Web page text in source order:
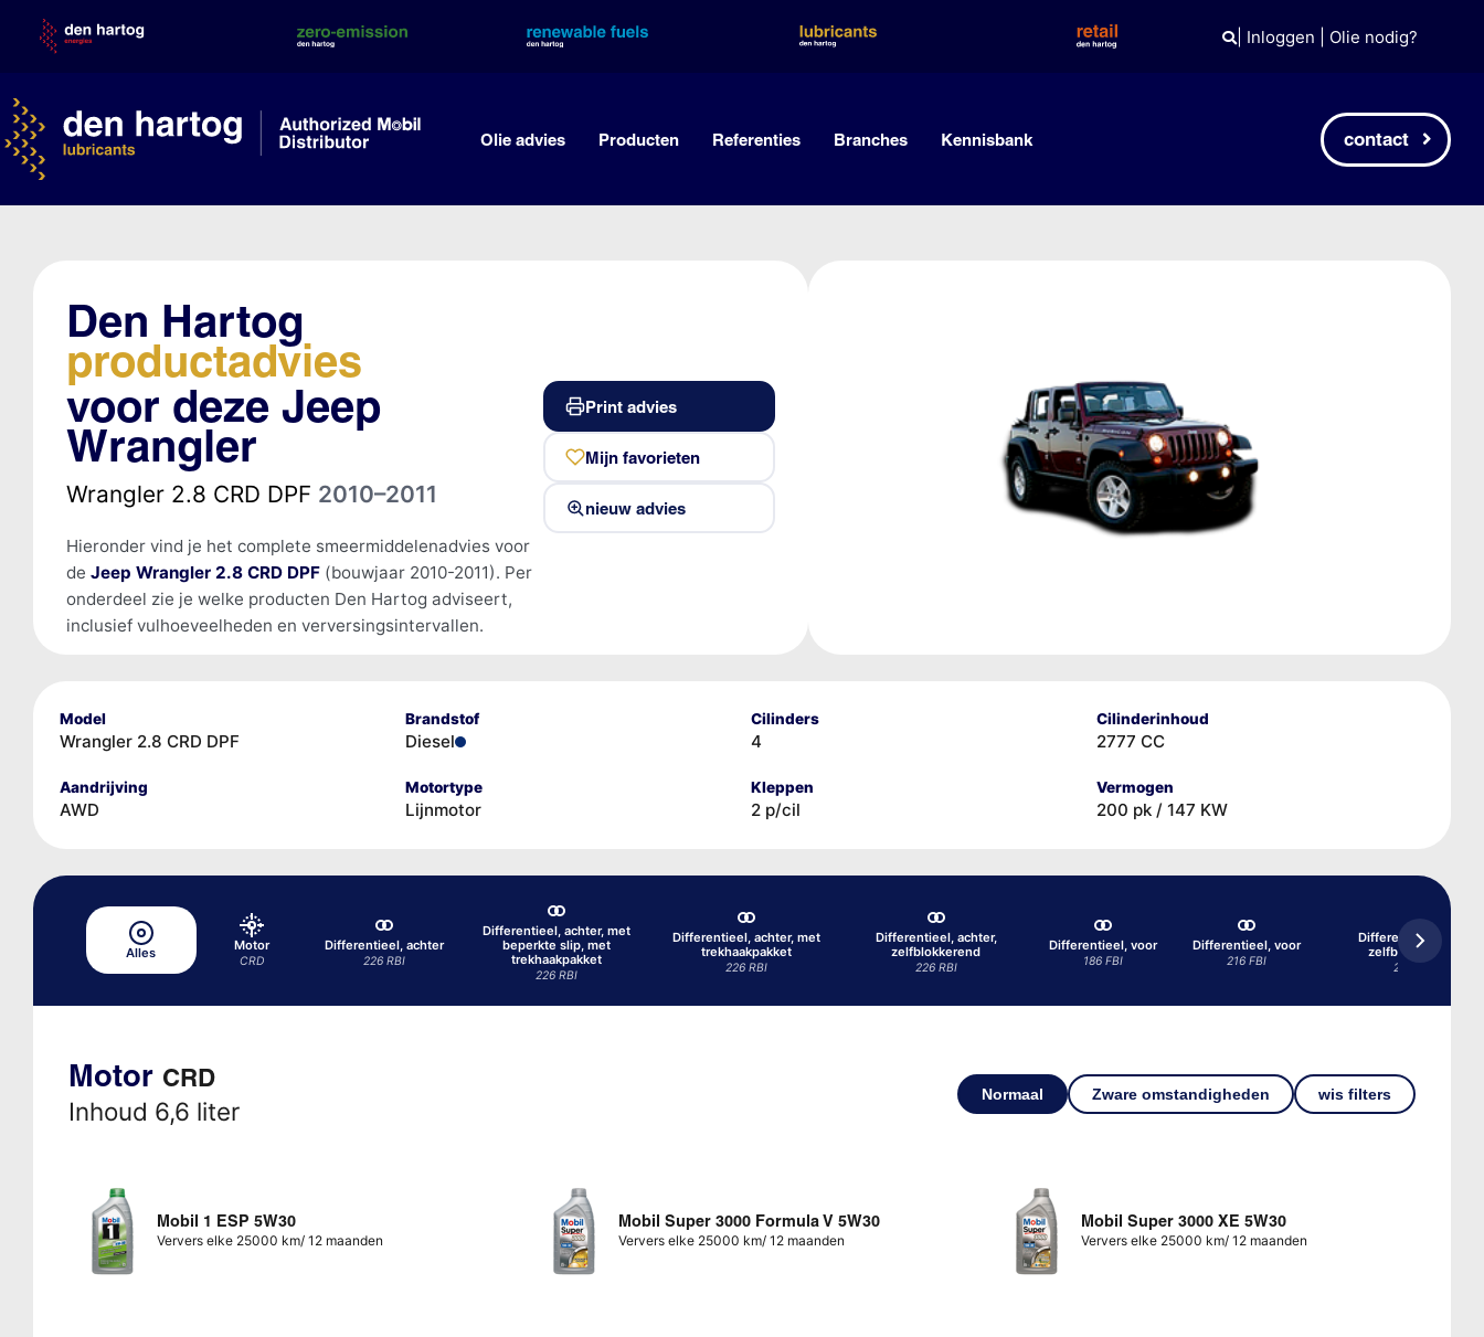
content
| Inloggen Olie nodig?
Olie advies Producten Referenties Branches Kennisbank contact
Den Hartog
productadvies
voor deze Jeep
Wrangler
Wrangler 2.8 CRD DPF 2010–2011
Hieronder vind je het complete smeermiddelenadvies voor
de Jeep Wrangler 2.8 CRD DPF(bouwjaar 2010-2011). Per
onderdeel zie je welke producten Den Hartog adviseert,
inclusief vulhoeveelheden en verversingsintervallen.
Print advies
Mijn favorieten
nieuw advies
Model
Wrangler 2.8 CRD DPF
Brandstof
Diesel
Cilinders
4
Cilinderinhoud
2777 CC
Aandrijving
AWD
Motortype
Lijnmotor
Kleppen
2 p/cil
Vermogen
200 pk / 147 KW
Alles
Motor
CRD
Differentieel, achter
226 RBI
Differentieel, achter, met
beperkte slip, met
trekhaakpakket
226 RBI
Differentieel, achter, met
trekhaakpakket
226 RBI
Differentieel, achter,
zelfblokkerend
226 RBI
Differentieel, voor
186 FBI
Differentieel, voor
216 FBI
Differentieel, voor,
zelfblokkerend
216 FBI
Motor CRD
Inhoud 6,6 liter
Normaal Zware omstandigheden wis filters
Mobil 1 ESP 5W30
Ververs elke 25000 km/ 12 maanden
Mobil Super 3000 Formula V 5W30
Ververs elke 25000 km/ 12 maanden
Mobil Super 3000 XE 5W30
Ververs elke 25000 km/ 12 maanden